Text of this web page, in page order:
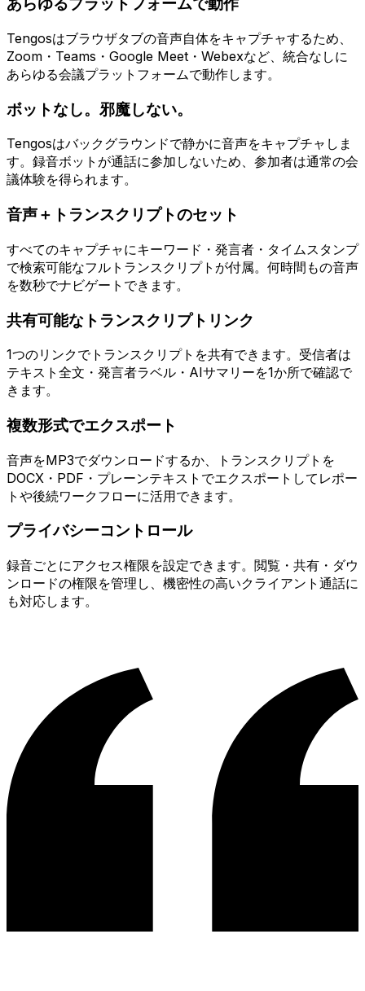
あらゆるプラットフォームで動作
Tengosはブラウザタブの音声自体をキャプチャするため、
Zoom・Teams・Google Meet・Webexなど、統合なしに
あらゆる会議プラットフォームで動作します。
ボットなし。邪魔しない。
Tengosはバックグラウンドで静かに音声をキャプチャしま
す。録音ボットが通話に参加しないため、参加者は通常の会
議体験を得られます。
音声＋トランスクリプトのセット
すべてのキャプチャにキーワード・発言者・タイムスタンプ
で検索可能なフルトランスクリプトが付属。何時間もの音声
を数秒でナビゲートできます。
共有可能なトランスクリプトリンク
1つのリンクでトランスクリプトを共有できます。受信者は
テキスト全文・発言者ラベル・AIサマリーを1か所で確認で
きます。
複数形式でエクスポート
音声をMP3でダウンロードするか、トランスクリプトを
DOCX・PDF・プレーンテキストでエクスポートしてレポー
トや後続ワークフローに活用できます。
プライバシーコントロール
録音ごとにアクセス権限を設定できます。閲覧・共有・ダウ
ンロードの権限を管理し、機密性の高いクライアント通話に
も対応します。